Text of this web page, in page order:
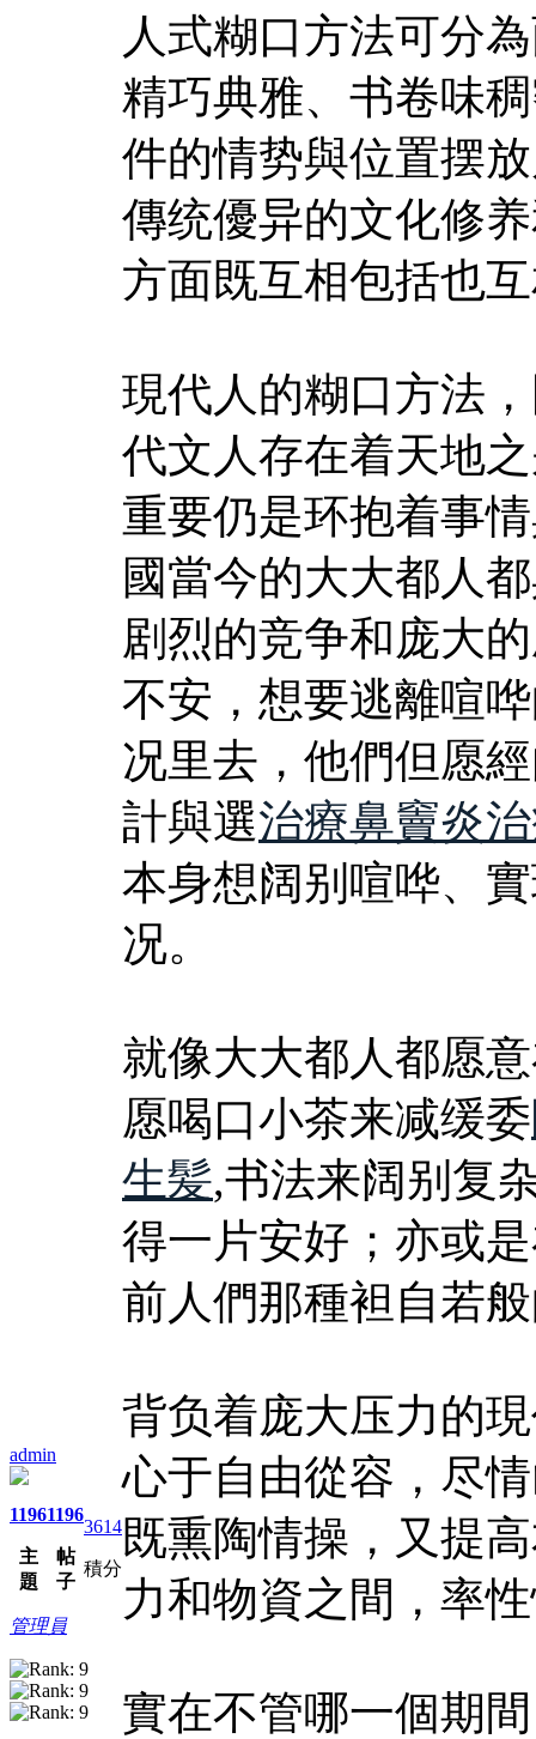
admin
1196
主
題
1196
帖
子
3614
積分
管理員
人式糊口方法可分
精巧典雅、书卷味
件的情势與位置摆
傳统優异的文化修
方面既互相包括也
現代人的糊口方法
代文人存在着天地
重要仍是环抱着事
國當今的大大都人
剧烈的竞争和庞大
不安，想要逃離喧
况里去，他們但愿
計與選治療鼻竇炎
本身想阔别喧哗、
况。
就像大大都人都愿
愿喝口小茶来减缓委
生髪,书法来阔别复
得一片安好；亦或
前人們那種袒自若
背负着庞大压力的
心于自由從容，尽
既熏陶情操，又提
力和物資之間，率
實在不管哪一個期